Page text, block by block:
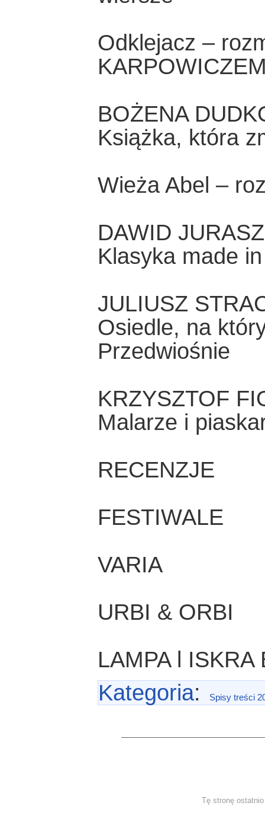
Odklejacz –
BOŻENA
Książka, która
Wieża Abel –
DAWID
Klasyka made
JULIUSZ
Osiedle, na
Przedwiośnie
KRZYSZTOF
Malarze i
RECENZJE
FESTIWALE
VARIA
URBI & ORBI
LAMPA l
Kategoria: Spisy treści
Tę stronę